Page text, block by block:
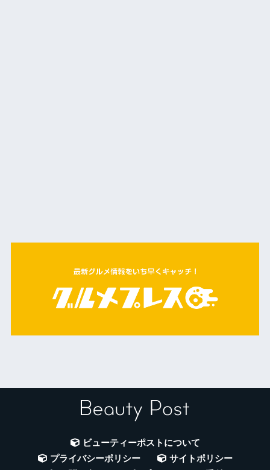
ビューティーポストについて
プライバシーポリシー
サイトポリシー